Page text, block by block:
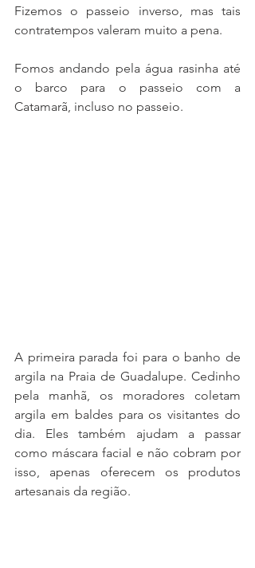
Fizemos o passeio inverso, mas tais
contratempos valeram muito a pena.
Fomos andando pela água rasinha até
o barco para o passeio com a
Catamarã, incluso no passeio.
A primeira parada foi para o banho de
argila na Praia de Guadalupe. Cedinho
pela manhã, os moradores coletam
argila em baldes para os visitantes do
dia. Eles também ajudam a passar
como máscara facial e não cobram por
isso, apenas oferecem os produtos
artesanais da região.